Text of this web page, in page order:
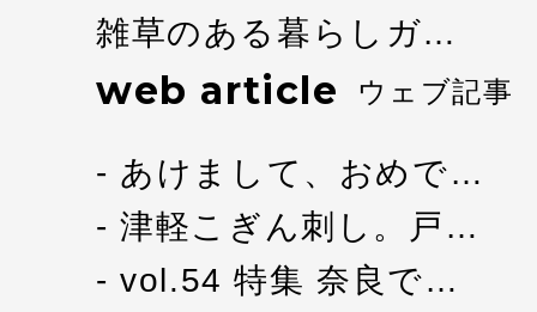
雑草のある暮らしガ…
web article ウェブ記事
あけまして、おめで…
津軽こぎん刺し。戸…
vol.54 特集 奈良で…